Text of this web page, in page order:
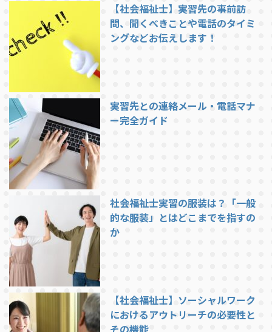
【社会福祉士】実習先の事前訪
問、聞くべきことや電話のタイミ
ングなどお伝えします！
実習先との連絡メール・電話マナ
ー完全ガイド
社会福祉士実習の服装は？「一般
的な服装」とはどこまでを指すの
か
【社会福祉士】ソーシャルワーク
におけるアウトリーチの必要性と
その機能